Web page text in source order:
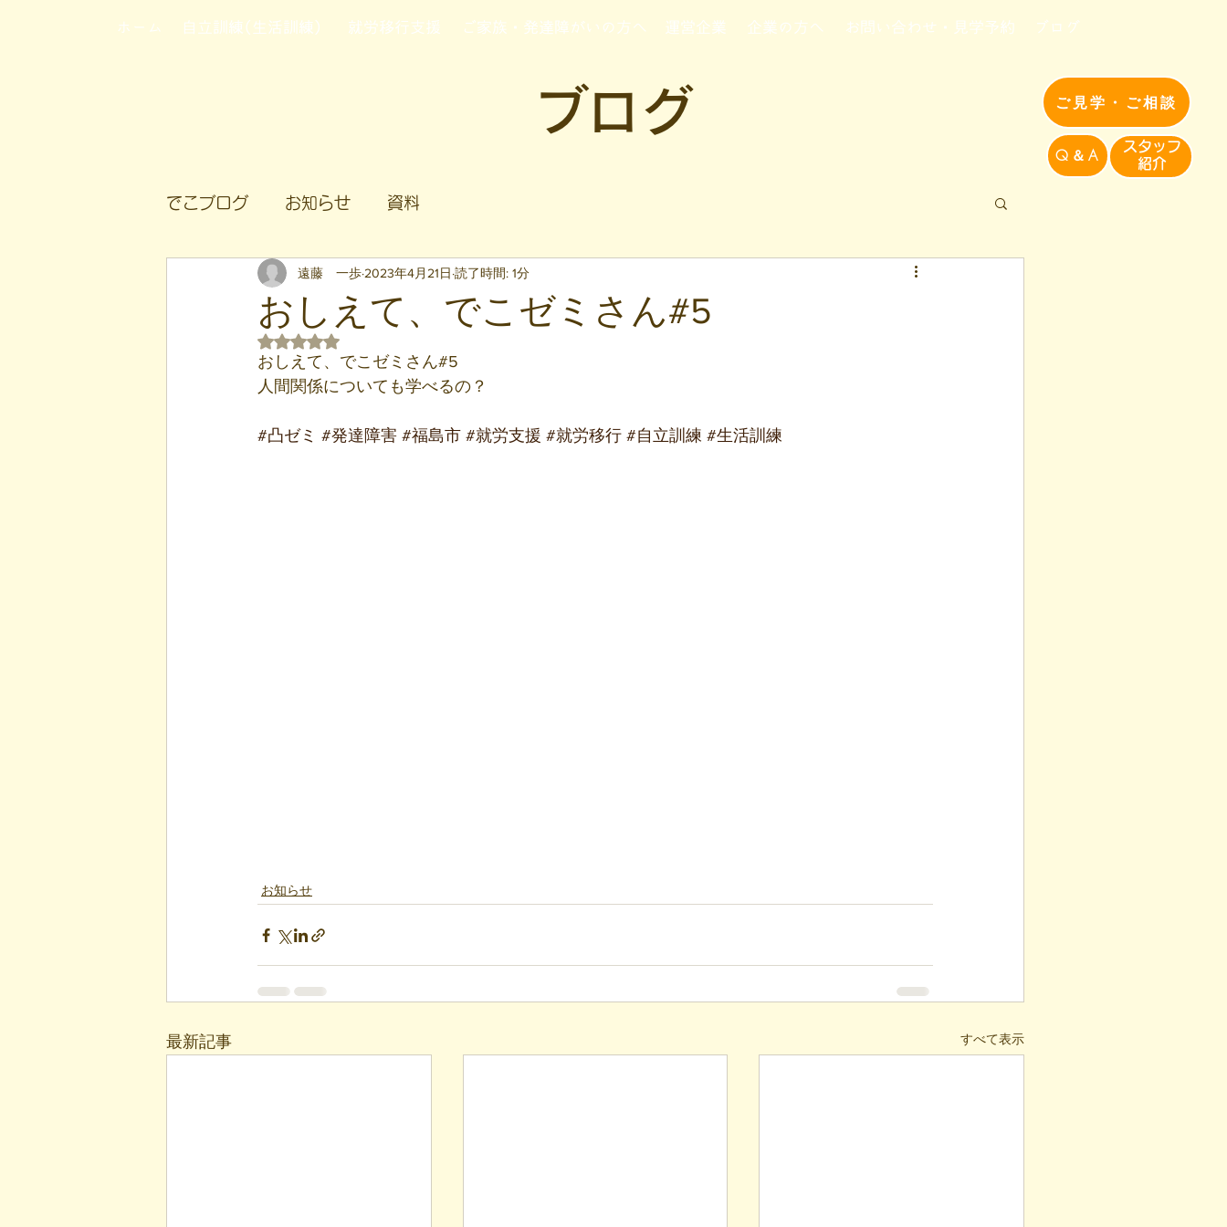
ご見学・ご相談
Q＆A
​スタッフ
紹介​
ホーム 自立訓練(生活訓練) 就労移行支援 ご家族・発達障がいの方へ 運営企業 企業の方へ お問い合わせ・見学予約 ブログ
ブログ
でこブログ お知らせ 資料
おしえて、でこゼミさん#5
遠藤 一歩 2023年4月21日 読了時間: 1分
5つ星のうちNaNと評価されています。
おしえて、でこゼミさん#5
人間関係についても学べるの？
#凸ゼミ #発達障害 #福島市 #就労支援 #就労移行 #自立訓練 #生活訓練
お知らせ
最新記事 すべて表示